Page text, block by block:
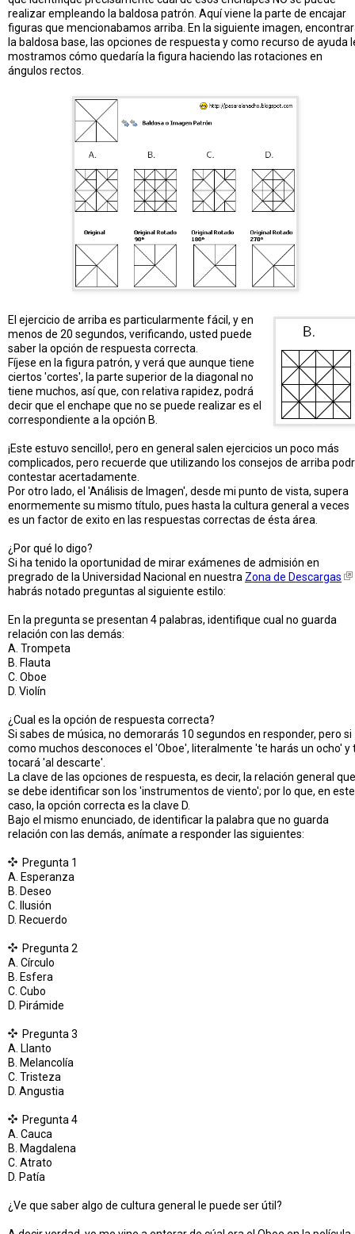
realizar empleando la baldosa patrón. Aquí viene la parte de encajar
figuras que mencionabamos arriba. En la siguiente imagen,
la baldosa base, las opciones de respuesta y como recurso de ayuda
mostramos cómo quedaría la figura haciendo las rotaciones en
ángulos rectos.
El ejercicio de arriba es particularmente fácil, y en
menos de 20 segundos, verificando, usted puede
saber la opción de respuesta correcta.
Fíjese en la figura patrón, y verá que aunque tiene
ciertos 'cortes', la parte superior de la diagonal no
tiene muchos, así que, con relativa rapidez, podrá
decir que el enchape que no se puede realizar es el
correspondiente a la opción B.
¡Este estuvo sencillo!, pero en general salen ejercicios un poco más
complicados, pero recuerde que utilizando los consejos de arriba
contestar acertadamente.
Por otro lado, el 'Análisis de Imagen', desde mi punto de vista, supera
enormemente su mismo título, pues hasta la cultura general a veces
es un factor de exito en las respuestas correctas de ésta área.
¿Por qué lo digo?
Si ha tenido la oportunidad de mirar exámenes de admisión en
pregrado de la Universidad Nacional en nuestra Zona de Descargas
habrás notado preguntas al siguiente estilo:
En la pregunta se presentan 4 palabras, identifique cual no guarda
relación con las demás:
A. Trompeta
B. Flauta
C. Oboe
D. Violín
¿Cual es la opción de respuesta correcta?
Si sabes de música, no demorarás 10 segundos en responder, pero si
como muchos desconoces el 'Oboe', literalmente 'te harás un ocho' y
tocará 'al descarte'.
La clave de las opciones de respuesta, es decir, la relación general que
se debe identificar son los 'instrumentos de viento'; por lo que, en este
caso, la opción correcta es la clave D.
Bajo el mismo enunciado, de identificar la palabra que no guarda
relación con las demás, anímate a responder las siguientes:
Pregunta 1
A. Esperanza
B. Deseo
C. Ilusión
D. Recuerdo
Pregunta 2
A. Círculo
B. Esfera
C. Cubo
D. Pirámide
Pregunta 3
A. Llanto
B. Melancolía
C. Tristeza
D. Angustia
Pregunta 4
A. Cauca
B. Magdalena
C. Atrato
D. Patía
¿Ve que saber algo de cultura general le puede ser útil?